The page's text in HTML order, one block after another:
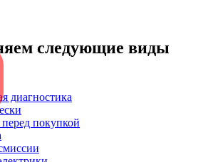
следующие виды
диагностика
покупкой